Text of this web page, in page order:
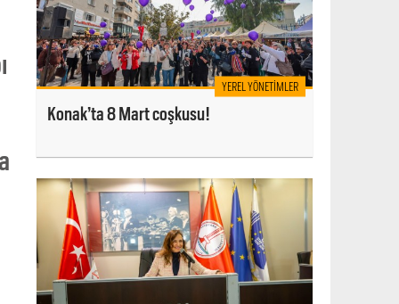
YEREL YÖNETIMLER
Konak’ta 8 Mart coşkusu!